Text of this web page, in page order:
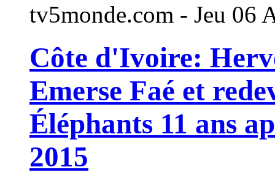
tv5monde.com - Jeu 06
Côte d'Ivoire:
Emerse Faé et
Éléphants 11 ans
2015